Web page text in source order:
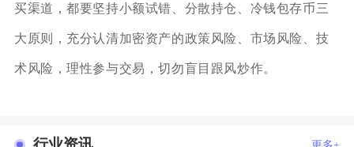
买渠道，都要坚持小额试错、分散持仓、冷钱包存币三
大原则，充分认清加密资产的政策风险、市场风险、技
术风险，理性参与交易，切勿盲目跟风炒作。